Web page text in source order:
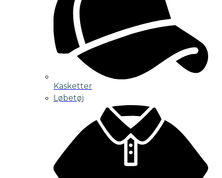
Kasketter
Løbetøj